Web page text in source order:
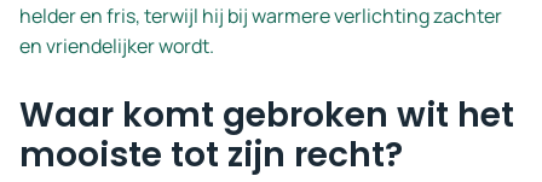
helder en fris, terwijl hij bij warmere verlichting zachter
en vriendelijker wordt.
Waar komt gebroken wit het
mooiste tot zijn recht?